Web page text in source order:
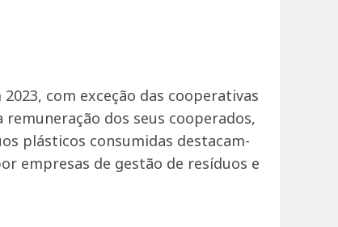
com exceção das cooperativas
dos seus cooperados,
plásticos consumidas destacam-
empresas de gestão de resíduos e